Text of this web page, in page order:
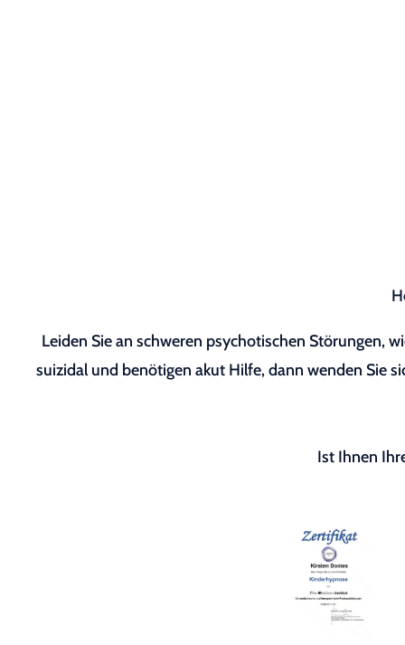
Leiden Sie an schweren psychotischen Störungen,
suizidal und benötigen akut Hilfe, dann wenden Sie
Ist Ihnen